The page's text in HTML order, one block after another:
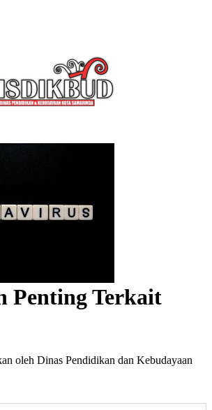
Penting Terkait
oleh Dinas Pendidikan dan Kebudayaan